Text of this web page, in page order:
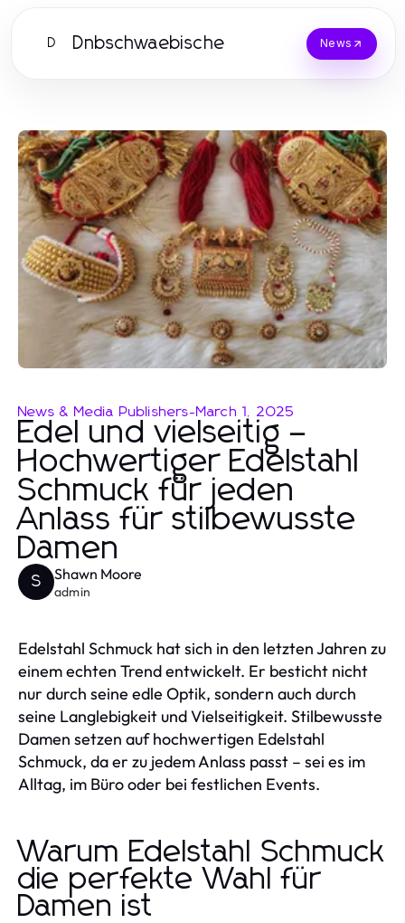
D Dnbschwaebische News
News & Media Publishers-March 1, 2025
Edel und vielseitig –
Hochwertiger Edelstahl
Schmuck für jeden
Anlass für stilbewusste
Damen
S Shawn Moore
admin
Edelstahl Schmuck hat sich in den letzten Jahren zu
einem echten Trend entwickelt. Er besticht nicht
nur durch seine edle Optik, sondern auch durch
seine Langlebigkeit und Vielseitigkeit. Stilbewusste
Damen setzen auf hochwertigen Edelstahl
Schmuck, da er zu jedem Anlass passt – sei es im
Alltag, im Büro oder bei festlichen Events.
Warum Edelstahl Schmuck
die perfekte Wahl für
Damen ist